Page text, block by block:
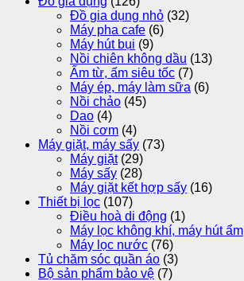
Đồ gia dụng nhỏ (32)
Máy pha cafe (6)
Máy hút bụi (9)
Nồi chiên không dầu (13)
Ấm từ, ấm siêu tốc (7)
Máy ép, máy làm sữa (6)
Nồi chảo (45)
Dao (4)
Nồi cơm (4)
Máy giặt, máy sấy (73)
Máy giặt (29)
Máy sấy (28)
Máy giặt kết hợp sấy (16)
Thiết bị lọc (107)
Điều hoà di động (1)
Máy lọc không khí, máy hút ẩm
Máy lọc nước (76)
Tủ chăm sóc quần áo (3)
Bộ sản phẩm bảo vệ (7)